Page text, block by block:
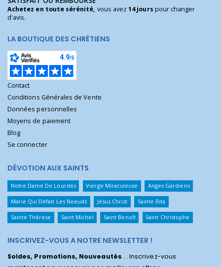
Achetez en toute sérénité, vous avez14 jours pour changer
d'avis.
LA BOUTIQUE DES CHRÉTIENS
Contact
Conditions Générales de Vente
Données personnelles
Moyens de paiement
Blog
Se connecter
DÉVOTION AUX SAINTS
Notre Dame De Lourdes Vierge Miraculeuse Anges Gardiens
Marie Qui Défait Les Noeuds Jésus Christ Sainte Rita
Sainte Thérèse Saint Michel Saint Benoît Saint Christophe
INSCRIVEZ-VOUS A NOTRE NEWSLETTER !
Soldes, Promotions, Nouveautés ... Inscrivez-vous